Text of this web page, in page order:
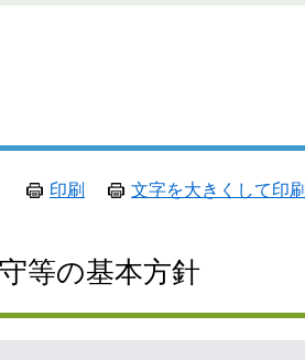
印刷 文字を大きくして印刷
等の基本方針